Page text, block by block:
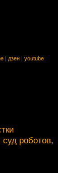
дзен youtube
роботов,